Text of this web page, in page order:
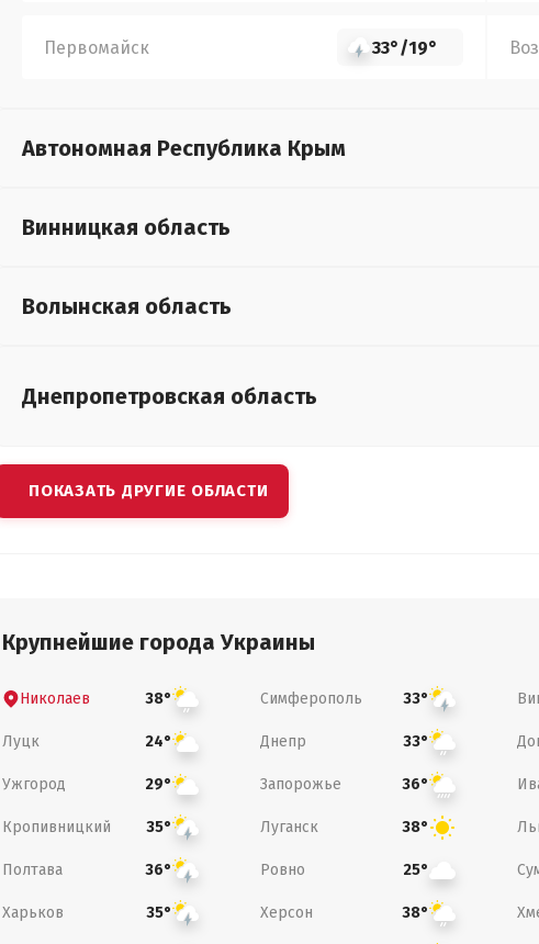
Первомайск 33°/19°
Автономная Республика Крым
Винницкая область
Волынская область
Днепропетровская область
ПОКАЗАТЬ ДРУГИЕ ОБЛАСТИ
Крупнейшие города Украины
Николаев 38° Симферополь 33°
Луцк 24° Днепр 33°
Ужгород 29° Запорожье 36°
Кропивницкий 35° Луганск 38°
Полтава 36° Ровно 25°
Харьков 35° Херсон 38°